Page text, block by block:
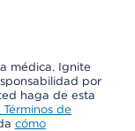
médica. Ignite
por
haga de esta
Términos de
cómo